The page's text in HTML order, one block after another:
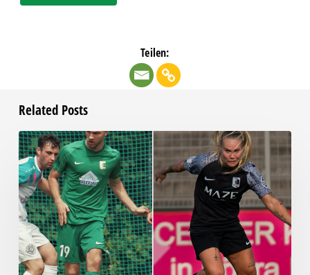
Teilen:
Related Posts
Spielfreies
Wochenende?
Keineswegs!
Alle
Chemie-
Spiele
im
Überblick